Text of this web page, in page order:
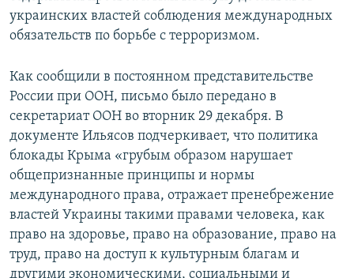
украинских властей соблюдения международных
обязательств по борьбе с терроризмом.
Как сообщили в постоянном представительстве
России при ООН, письмо было передано в
секретариат ООН во вторник 29 декабря. В
документе Ильясов подчеркивает, что политика
блокады Крыма «грубым образом нарушает
общепризнанные принципы и нормы
международного права, отражает пренебрежение
властей Украины такими правами человека, как
право на здоровье, право на образование, право на
труд, право на доступ к культурным благам и
другими экономическими, социальными и